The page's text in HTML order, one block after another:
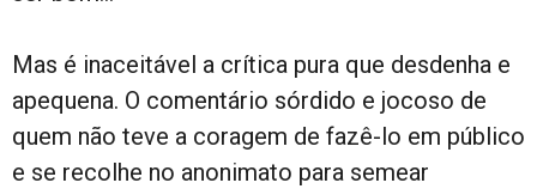
Mas é inaceitável a crítica pura que desdenha e
apequena. O comentário sórdido e jocoso de
quem não teve a coragem de fazê-lo em público
e se recolhe no anonimato para semear